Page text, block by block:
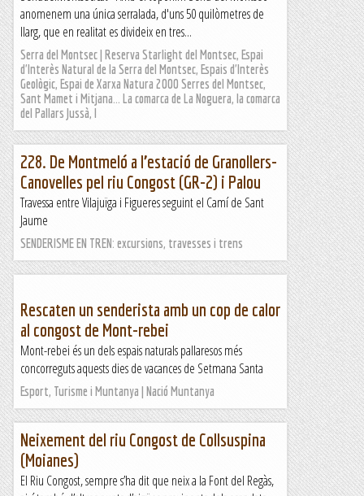
anomenem una única serralada, d'uns 50 quilòmetres de
llarg, que en realitat es divideix en tres...
Serra del Montsec | Reserva Starlight del Montsec, Espai
d'Interès Natural de la Serra del Montsec, Espais d'Interès
Geològic, Espai de Xarxa Natura 2000 Serres del Montsec,
Sant Mamet i Mitjana... La comarca de La Noguera, la comarca
del Pallars Jussà, l
228. De Montmeló a l’estació de Granollers-
Canovelles pel riu Congost (GR-2) i Palou
Travessa entre Vilajuïga i Figueres seguint el Camí de Sant
Jaume
SENDERISME EN TREN: excursions, travesses i trens
Rescaten un senderista amb un cop de calor
al congost de Mont-rebei
Mont-rebei és un dels espais naturals pallaresos més
concorreguts aquests dies de vacances de Setmana Santa
Esport, Turisme i Muntanya | Nació Muntanya
Neixement del riu Congost de Collsuspina
(Moianes)
El Riu Congost, sempre s’ha dit que neix a la Font del Regàs,